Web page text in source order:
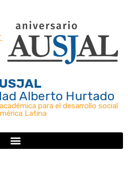
Alberto Hurtado
para el desarrollo social
Latina